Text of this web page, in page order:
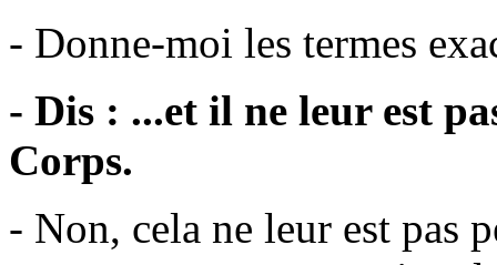
- Donne-moi les termes
- Dis : ...et il ne leur est
Corps.
- Non, cela ne leur est pas